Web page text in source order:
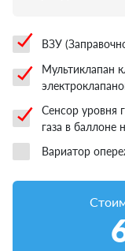
ВЗУ
Мультиклапан
Сенсор уровня
газа в баллоне
Вариатор